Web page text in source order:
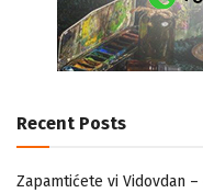
Recent Posts
Zapamtićete vi Vidovdan